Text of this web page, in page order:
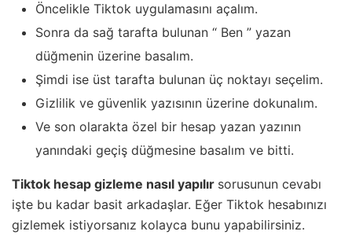
Öncelikle Tiktok uygulamasını açalım.
Sonra da sağ tarafta bulunan “ Ben ” yazan
düğmenin üzerine basalım.
Şimdi ise üst tarafta bulunan üç noktayı seçelim.
Gizlilik ve güvenlik yazısının üzerine dokunalım.
Ve son olarakta özel bir hesap yazan yazının
yanındaki geçiş düğmesine basalım ve bitti.
Tiktok hesap gizleme nasıl yapılır sorusunun cevabı
işte bu kadar basit arkadaşlar. Eğer Tiktok hesabınızı
gizlemek istiyorsanız kolayca bunu yapabilirsiniz.